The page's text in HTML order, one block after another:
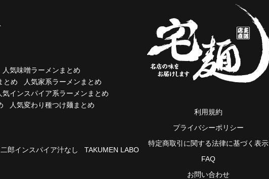
人気味噌ラーメンまとめ
とめ
人気家系ラーメンまとめ
気インスパイア系ラーメンまとめ
人気変わり種つけ麺まとめ
二郎インスパイア汁なし
TAKUMEN LABO
利用規約
プライバシーポリシー
特定商取引に関する法律に基づく表示
FAQ
お問い合わせ